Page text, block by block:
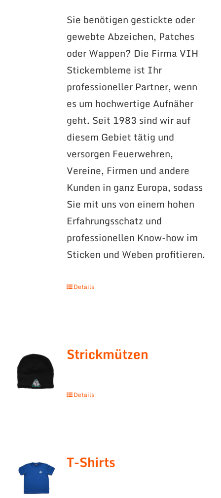
Sie benötigen gestickte oder
gewebte Abzeichen, Patches
oder Wappen? Die Firma VIH
Stickembleme ist Ihr
professioneller Partner, wenn
es um hochwertige Aufnäher
geht. Seit 1983 sind wir auf
diesem Gebiet tätig und
versorgen Feuerwehren,
Vereine, Firmen und andere
Kunden in ganz Europa, sodass
Sie mit uns von einem hohen
Erfahrungsschatz und
professionellen Know-how im
Sticken und Weben profitieren.
Details
Strickmützen
Details
T-Shirts